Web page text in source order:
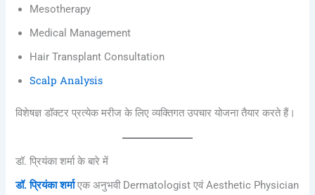
Mesotherapy
Medical Management
Hair Transplant Consultation
Scalp Analysis
विशेषज्ञ डॉक्टर प्रत्येक मरीज के लिए व्यक्तिगत उपचार योजना तैयार करते हैं।
डॉ. प्रियंका शर्मा के बारे में
डॉ. प्रियंका शर्माएक अनुभवी Dermatologist एवं Aesthetic Physician